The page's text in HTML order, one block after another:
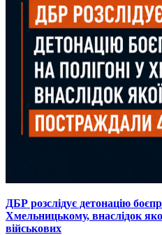
ДБР розслідує детонацію
Хмельницькому, внаслідок
військових